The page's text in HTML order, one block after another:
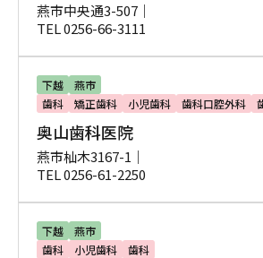
燕市中央通3-507｜
TEL 0256-66-3111
下越
燕市
歯科
矯正歯科 小児歯科 歯科口腔外科
奥山歯科医院
燕市杣木3167-1｜
TEL 0256-61-2250
下越
燕市
歯科
小児歯科 歯科